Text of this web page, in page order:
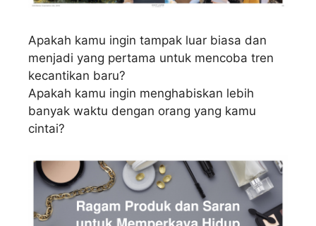
Apakah kamu ingin tampak luar biasa dan
menjadi yang pertama untuk mencoba tren
kecantikan baru?
Apakah kamu ingin menghabiskan lebih
banyak waktu dengan orang yang kamu
cintai?